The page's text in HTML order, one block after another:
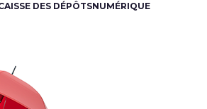
DES DÉPÔTSNUMÉRIQUE